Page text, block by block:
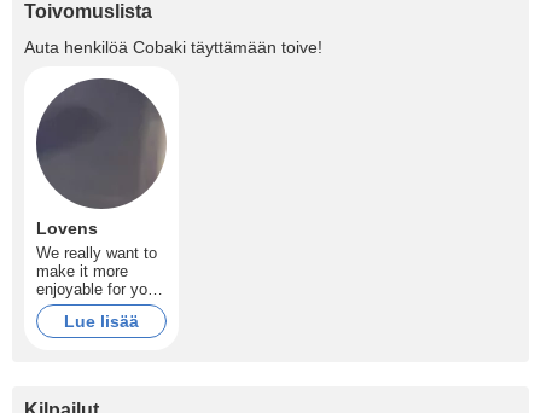
Toivomuslista
Auta henkilöä Cobaki täyttämään toive!
Lovens
We really want to
make it more
enjoyable for you
and us to watch
our broadcasts.
Lue lisää